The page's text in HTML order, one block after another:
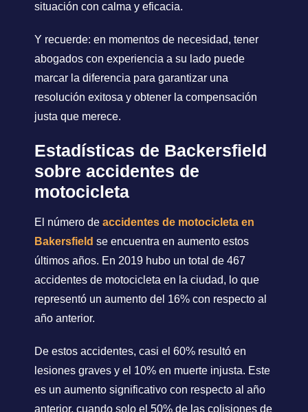
situación con calma y eficacia.
Y recuerde: en momentos de necesidad, tener
abogados con experiencia a su lado puede
marcar la diferencia para garantizar una
resolución exitosa y obtener la compensación
justa que merece.
Estadísticas de Backersfield
sobre accidentes de
motocicleta
El número de accidentes de motocicleta en
Bakersfield se encuentra en aumento estos
últimos años. En 2019 hubo un total de 467
accidentes de motocicleta en la ciudad, lo que
representó un aumento del 16% con respecto al
año anterior.
De estos accidentes, casi el 60% resultó en
lesiones graves y el 10% en muerte injusta. Este
es un aumento significativo con respecto al año
anterior, cuando solo el 50% de las colisiones de